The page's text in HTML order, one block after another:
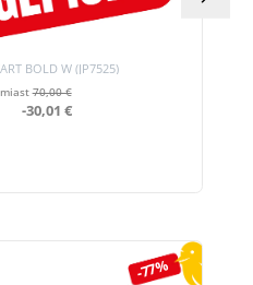
BOLD W (JP7525)
70,00 €
-30,01 €
-77%